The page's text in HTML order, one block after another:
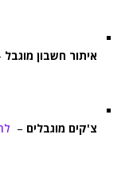
איתור חשבון מוגבל
צ'קים מוגבלים –